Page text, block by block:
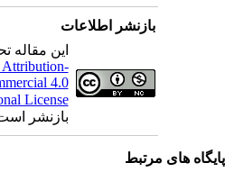
بازنشر اطلاعات
این مقاله
Attribution-
4.0
License
بازنشر است.
های مرتبط